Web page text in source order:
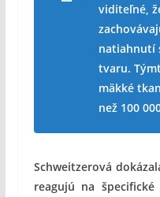
viditeľné,
natiahnutí
tvaru.
mäkké
než 100
Schweitzerová
reagujú na